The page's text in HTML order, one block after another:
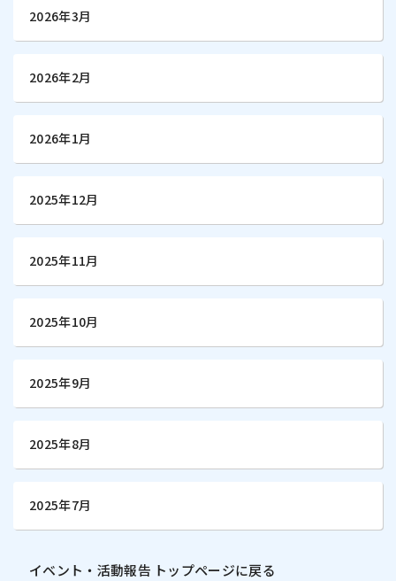
2026年3月
2026年2月
2026年1月
2025年12月
2025年11月
2025年10月
2025年9月
2025年8月
2025年7月
イベント・活動報告 トップページに戻る